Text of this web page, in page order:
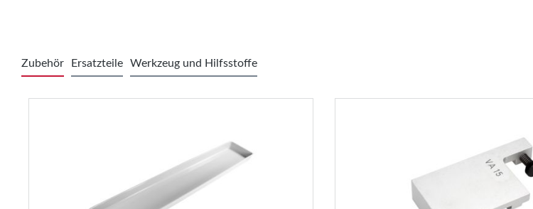
Zubehör Ersatzteile Werkzeug und Hilfsstoffe